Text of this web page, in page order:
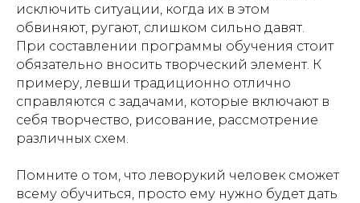
исключить ситуации, когда их в этом
обвиняют, ругают, слишком сильно давят.
При составлении программы обучения стоит
обязательно вносить творческий элемент. К
примеру, левши традиционно отлично
справляются с задачами, которые включают в
себя творчество, рисование, рассмотрение
различных схем.
Помните о том, что леворукий человек сможет
всему обучиться, просто ему нужно будет дать